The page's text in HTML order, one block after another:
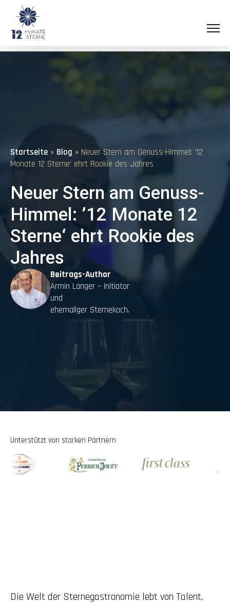
Startseite » Blog » Neuer Stern am Genuss-Himmel: ’12
Monate 12 Sterne‘ ehrt Rookie des Jahres
Neuer Stern am Genuss-
Himmel: ’12 Monate 12
Sterne‘ ehrt Rookie des
Jahres
Beitrags-Author
Armin Langer – Initiator
und
ehemaliger Sternekoch.
Unterstützt von starken Partnern
Die Welt der Sternegastronomie lebt von Talent,